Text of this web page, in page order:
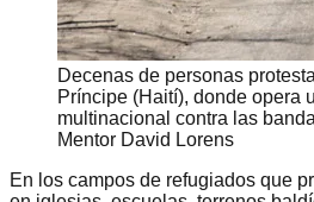
Decenas de personas
Príncipe (Haití), donde opera
multinacional contra las
Mentor David Lorens
En los campos de refugiados que